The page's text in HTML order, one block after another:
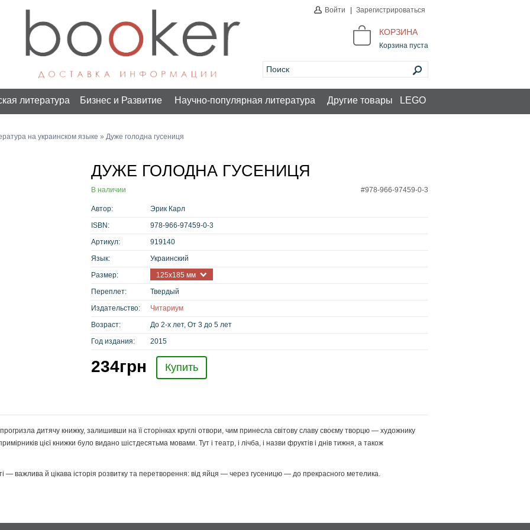
Войти Зарегистрироваться
КОРЗИНА
Корзина пуста
литература Бизнес и Развитие Научно-популярная литература Другие товары LEGO
на украинском языке » Дуже голодна гусениця
ДУЖЕ ГОЛОДНА ГУСЕНИЦЯ
#978-966-97459-0-3
В наличии
Автор:
Эрик Карл
ISBN:
978-966-97459-0-3
Артикул:
919140
Язык:
Украинский
Размер:
125х185 мм
Переплет:
Твердый
Издательство:
Читариум
Возраст:
До 2-х лет, От 3 до 5 лет
Год издания:
2015
234грн Купить
дитячу книжку, залишивши на її сторінках круглі отвори, чим принесла світову славу своєму творцю — художнику
цієї книжки було видано шістдесятьма мовами. Тут і театр, і лічба, і назви фруктів і днів тижня, а також
— важлива й цікава історія розвитку та перетворення: від яйця — через гусеницю — до прекрасного метелика.